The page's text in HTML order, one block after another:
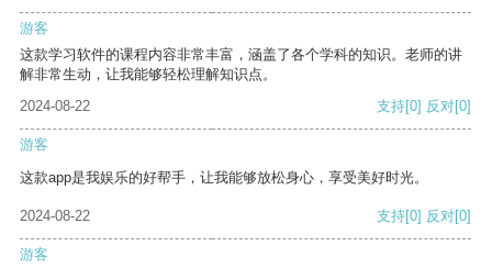
游客
这款学习软件的课程内容非常丰富，涵盖了各个学科的知识。老师的讲
解非常生动，让我能够轻松理解知识点。
2024-08-22
支持[0] 反对[0]
游客
这款app是我娱乐的好帮手，让我能够放松身心，享受美好时光。
2024-08-22 支持[0] 反对[0]
游客